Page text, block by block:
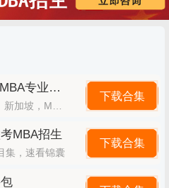
【全新版】国际MBA专业大全
下载合集
MBA招生
集，速看锦囊
下载合集